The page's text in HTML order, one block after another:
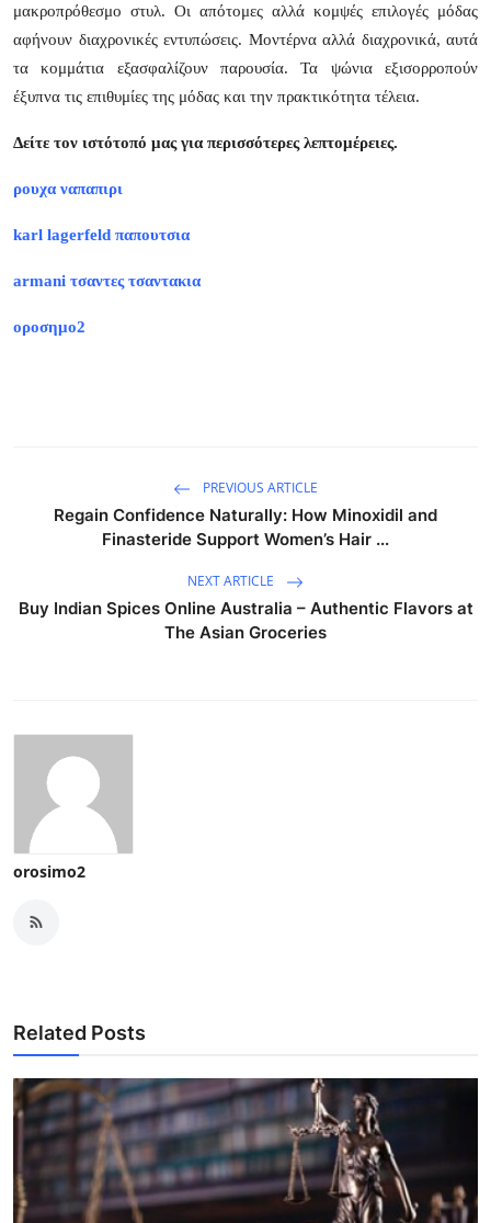
μακροπρόθεσμο στυλ. Οι απότομες αλλά κομψές επιλογές μόδας
αφήνουν διαχρονικές εντυπώσεις. Μοντέρνα αλλά διαχρονικά, αυτά
τα κομμάτια εξασφαλίζουν παρουσία. Τα ψώνια εξισορροπούν
έξυπνα τις επιθυμίες της μόδας και την πρακτικότητα τέλεια.
Δείτε τον ιστότοπό μας για περισσότερες λεπτομέρειες.
ρουχα ναπαπιρι
karl lagerfeld παπουτσια
armani τσαντες τσαντακια
οροσημο2
PREVIOUS ARTICLE
Regain Confidence Naturally: How Minoxidil and
Finasteride Support Women’s Hair ...
NEXT ARTICLE
Buy Indian Spices Online Australia – Authentic Flavors at
The Asian Groceries
orosimo2
Related Posts